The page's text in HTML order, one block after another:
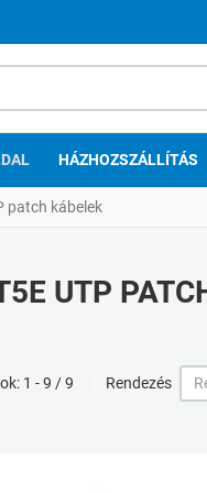
HÁZHOZSZÁLLÍTÁS
patch kábelek
UTP
1 - 9 / 9 Rendezés